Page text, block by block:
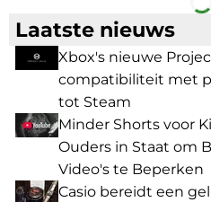
Laatste nieuws
Xbox's nieuwe
compatibiliteit met
tot Steam
Minder Shorts voor
Ouders in Staat om
Video's te Beperken
Casio bereidt een